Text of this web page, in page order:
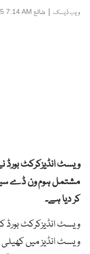
ویب ڈیسک | شائع 7:14 AM
کر دیا ہے۔
ویسٹ انڈیز میں